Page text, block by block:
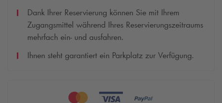
Dank Ihrer Reservierung können Sie mit Ihrem
Zugangsmittel während Ihres Reservierungszeitraums
mehrfach ein- und ausfahren.
Ihnen steht garantiert ein Parkplatz zur Verfügung.